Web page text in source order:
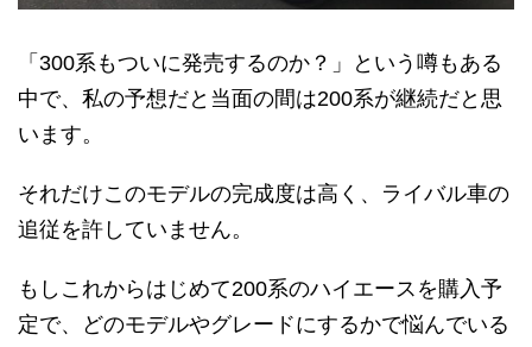
「300系もついに発売するのか？」という噂もある
中で、私の予想だと当面の間は200系が継続だと思
います。
それだけこのモデルの完成度は高く、ライバル車の
追従を許していません。
もしこれからはじめて200系のハイエースを購入予
定で、どのモデルやグレードにするかで悩んでいる